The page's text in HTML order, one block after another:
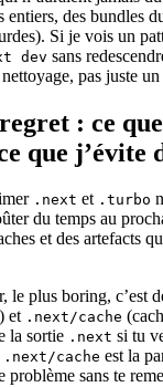
des bundles
Si je vois un
dev sans
pas juste un
: ce
que j’évite
.next et .turbo
du temps au
et des artefacts
le plus boring, c’est
et .next/cache
la sortie .next si tu
.next/cache est la
problème sans te